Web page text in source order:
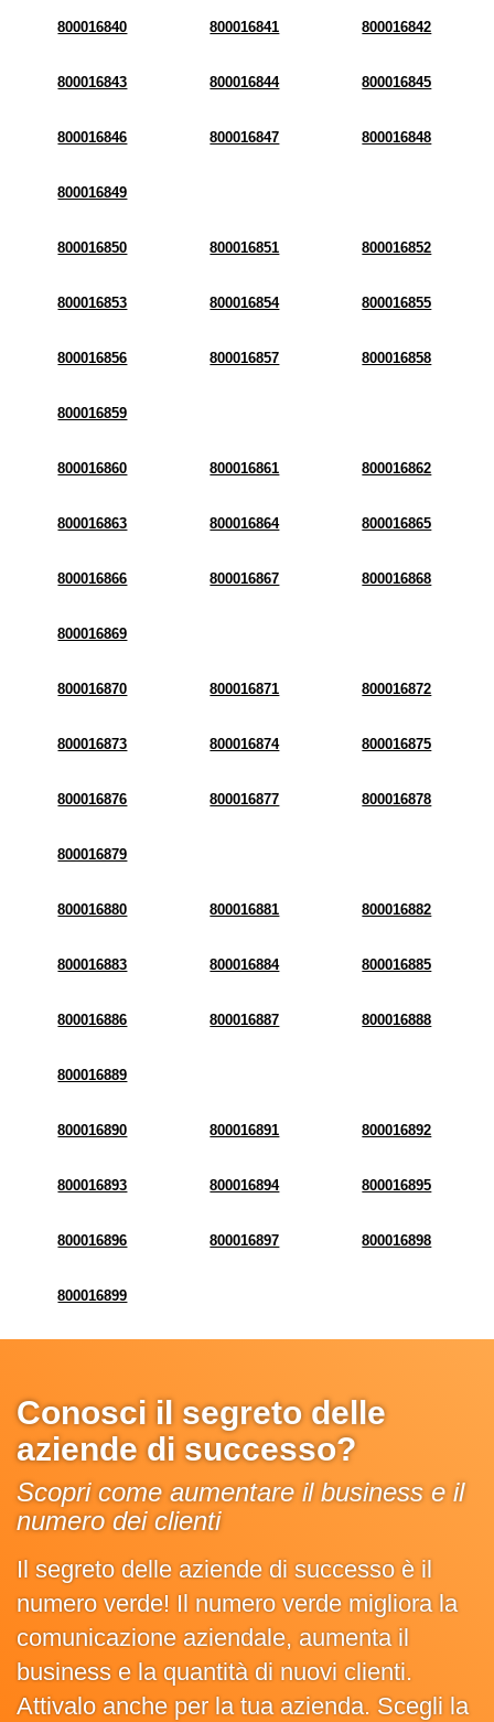
800016840 800016841 800016842
800016843 800016844 800016845
800016846 800016847 800016848
800016849
800016850 800016851 800016852
800016853 800016854 800016855
800016856 800016857 800016858
800016859
800016860 800016861 800016862
800016863 800016864 800016865
800016866 800016867 800016868
800016869
800016870 800016871 800016872
800016873 800016874 800016875
800016876 800016877 800016878
800016879
800016880 800016881 800016882
800016883 800016884 800016885
800016886 800016887 800016888
800016889
800016890 800016891 800016892
800016893 800016894 800016895
800016896 800016897 800016898
800016899
Conosci il segreto delle
aziende di successo?
Scopri come aumentare il business e il
numero dei clienti
Il segreto delle aziende di successo è il
numero verde! Il numero verde migliora la
comunicazione aziendale, aumenta il
business e la quantità di nuovi clienti.
Attivalo anche per la tua azienda. Scegli la